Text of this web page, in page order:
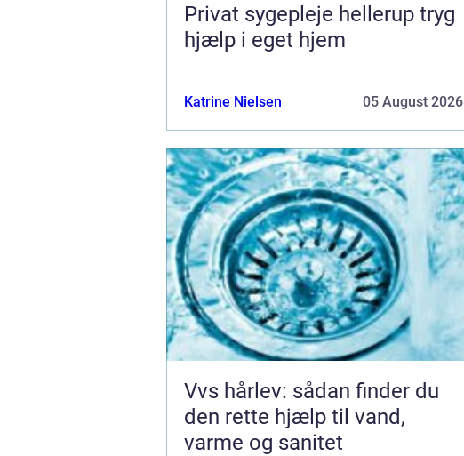
Privat sygepleje hellerup tryg
hjælp i eget hjem
Katrine Nielsen 05 August 2026
Vvs hårlev: sådan finder du
den rette hjælp til vand,
varme og sanitet